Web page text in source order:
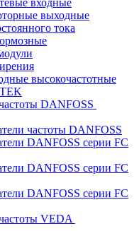
входные
выходные
тока
высокочастотные
DANFOSS
частоты DANFOSS
DANFOSS серии FC
DANFOSS серии FC
DANFOSS серии FC
VEDA